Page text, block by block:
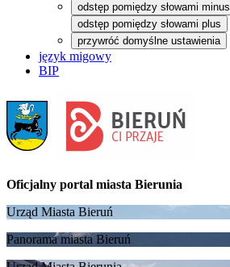
odstęp pomiędzy słowami minus
odstęp pomiędzy słowami plus
przywróć domyślne ustawienia
język migowy
BIP
Oficjalny portal miasta Bierunia
Urząd Miasta Bieruń
Panorama miasta Bieruń